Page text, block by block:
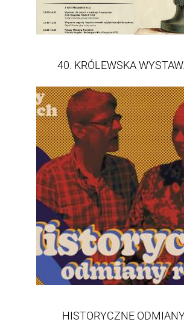
40. KRÓLEWSKA
HISTORYCZNE